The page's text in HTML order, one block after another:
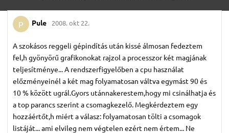
P Pule 2008. okt 22.
A szokásos reggeli gépindítás után kissé álmosan fedeztem
fel,h gyönyörű grafikonokat rajzol a processzor két magjának
teljesítménye... A rendszerfigyelőben a cpu használat
előzményeinél a két mag folyamatosan váltva egymást 90 és
10 % között ugrál.Gyors utánnakerestem,hogy mi csinálhatja és
a top parancs szerint a csomagkezelő. Megkérdeztem egy
hozzáértőt,h miért a válasz: folyamatosan tölti a csomagok
listáját... ami elvileg nem végtelen ezért nem értem... Ne